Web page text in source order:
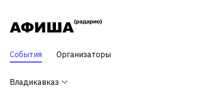
События Организаторы
Владикавказ